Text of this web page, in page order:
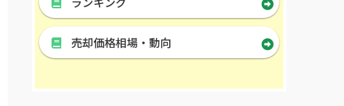
売却価格相場・動向